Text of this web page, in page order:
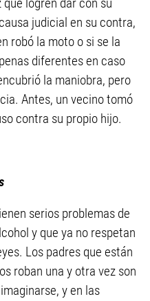
judicial en su contra,
robó la moto o si se la
diferentes en caso
la maniobra, pero
Antes, un vecino tomó
contra su propio hijo.
serios problemas de
y que ya no respetan
Los padres que están
roban una y otra vez son
y en las